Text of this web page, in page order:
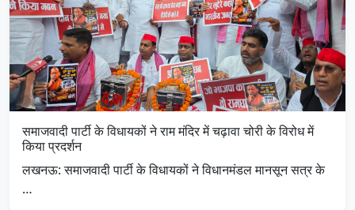
समाजवादी पार्टी के विधायकों ने राम मंदिर में चढ़ावा चोरी के विरोध में
किया प्रदर्शन
लखनऊ: समाजवादी पार्टी के विधायकों ने विधानमंडल मानसून सत्र के
…